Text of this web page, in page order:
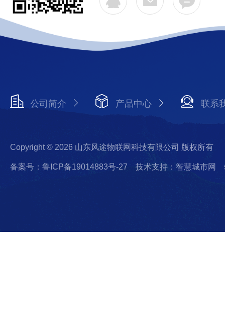
公司简介 产品中心 联系
Copyright © 2026 山东风途物联网科技有限公司 版权所有
备案号：鲁ICP备19014883号-27 技术支持：智慧城市网